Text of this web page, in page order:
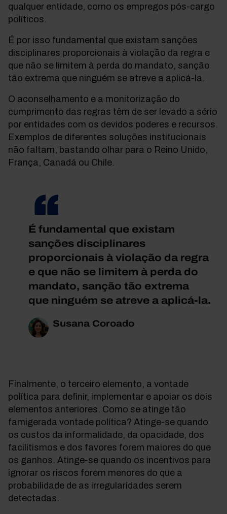
qualquer entidade, como os empregos pós-cargo
políticos.
É por isso fundamental que existam sanções
disciplinares proporcionais à violação da regra e
que não se limitem à perda do mandato, sanção
tão extrema que ninguém se atreve a aplicá-la.
O aconselhamento e a monitorização do
cumprimento das regras têm de ser levado a sério
por entidades com os devidos poderes e recursos.
Exemplos de diferentes soluções institucionais
não faltam, bastando olhar para o Reino Unido,
França, Canadá ou Chile.
É fundamental que existam
sanções disciplinares
proporcionais à violação da regra
e que não se limitem à perda do
mandato, sanção tão extrema
que ninguém se atreve a aplicá-la.
Susana Coroado
Finalmente, o terceiro elemento, a vontade
política para definir, implementar e apoiar os dois
elementos anteriores. Como se atinge tão
famigerada vontade política? Atinge-se quando
os custos da informalidade, da opacidade, dos
facilitismos e dos favores forem maiores do que
os ganhos. Atinge-se quando os incentivos para
ignorar os riscos forem menores do que a
probabilidade de as irregularidades serem
detectadas.